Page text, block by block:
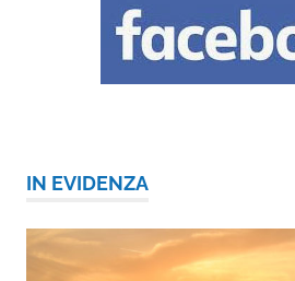
IN EVIDENZA